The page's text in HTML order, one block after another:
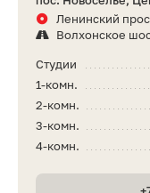
Ленинский
Волхонское
Студии
1-комн.
2-комн.
3-комн.
4-комн.